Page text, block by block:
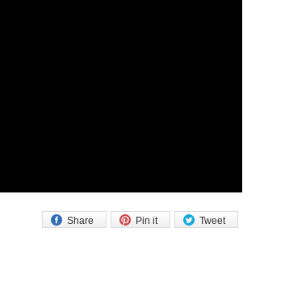
Tweet
Pin it
Share